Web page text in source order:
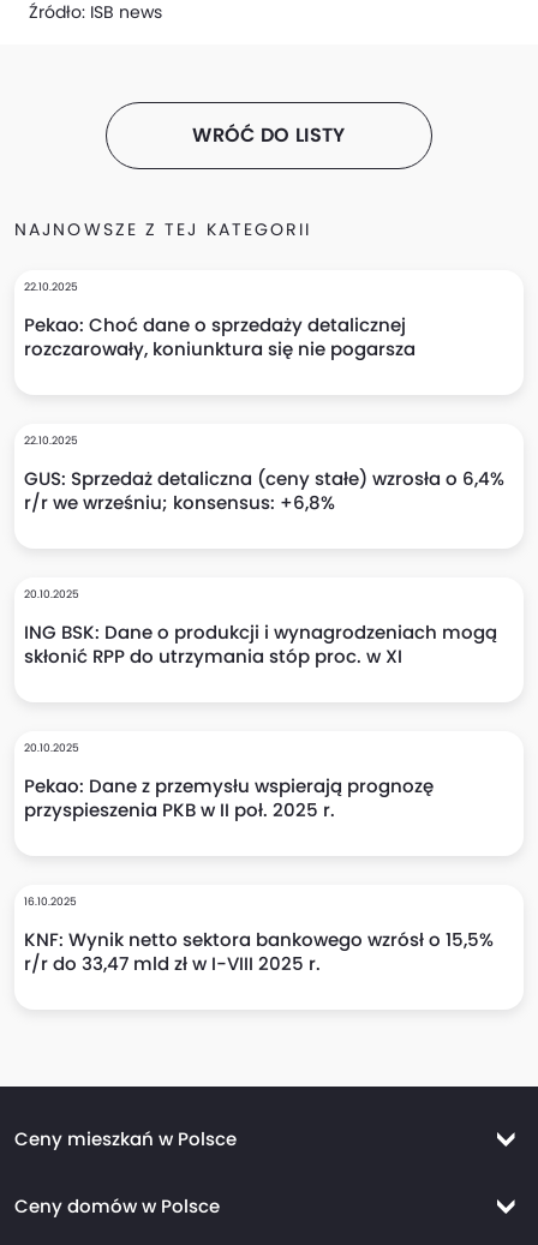
Źródło: ISB news
WRÓĆ DO LISTY
NAJNOWSZE Z TEJ KATEGORII
22.10.2025
Pekao: Choć dane o sprzedaży detalicznej
rozczarowały, koniunktura się nie pogarsza
22.10.2025
GUS: Sprzedaż detaliczna (ceny stałe) wzrosła o 6,4%
r/r we wrześniu; konsensus: +6,8%
20.10.2025
ING BSK: Dane o produkcji i wynagrodzeniach mogą
skłonić RPP do utrzymania stóp proc. w XI
20.10.2025
Pekao: Dane z przemysłu wspierają prognozę
przyspieszenia PKB w II poł. 2025 r.
16.10.2025
KNF: Wynik netto sektora bankowego wzrósł o 15,5%
r/r do 33,47 mld zł w I-VIII 2025 r.
Ceny mieszkań w Polsce
Ceny mieszkań Kraków
Ceny domów w Polsce